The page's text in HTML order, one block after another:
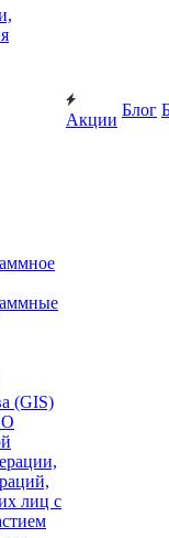
(GIS)
лиц с
Акции
Блог